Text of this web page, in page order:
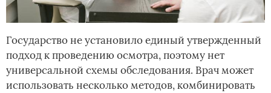
Государство не установило единый утвержденный
подход к проведению осмотра, поэтому нет
универсальной схемы обследования. Врач может
использовать несколько методов, комбинировать